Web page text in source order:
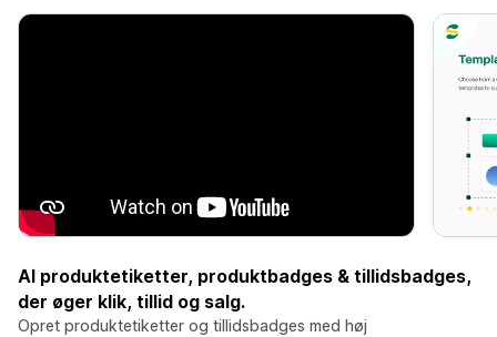
AI produktetiketter, produktbadges & tillidsbadges,
der øger klik, tillid og salg.
Opret produktetiketter og tillidsbadges med høj